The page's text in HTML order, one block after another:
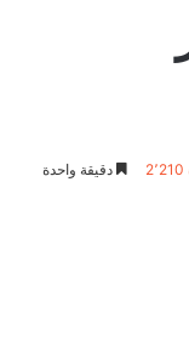
2٬210 دقيقة واحدة